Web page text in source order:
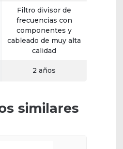
Filtro divisor de
frecuencias con
componentes y
cableado de muy alta
calidad
2 años
similares